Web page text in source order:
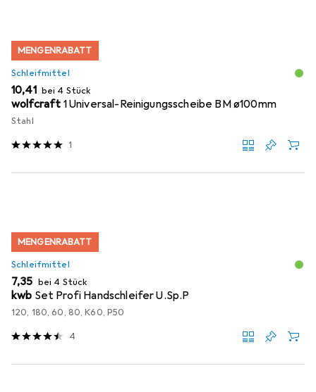
MENGENRABATT
Schleifmittel
EUR
10,41 bei 4 Stück
wolfcraft 1 Universal-Reinigungsscheibe BM ø100mm
Stahl
1
MENGENRABATT
Schleifmittel
EUR
7,35 bei 4 Stück
kwb Set Profi Handschleifer U.Sp.P
120, 180, 60, 80, K60, P50
4